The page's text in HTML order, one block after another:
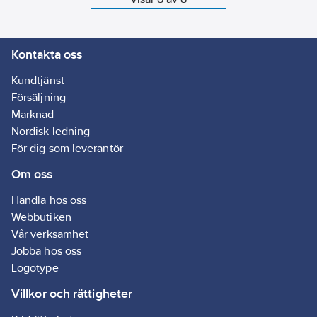
ytbehandling.
Kontakta oss
Kundtjänst
Försäljning
Marknad
Nordisk ledning
För dig som leverantör
Om oss
Handla hos oss
Webbutiken
Vår verksamhet
Jobba hos oss
Logotype
Villkor och rättigheter